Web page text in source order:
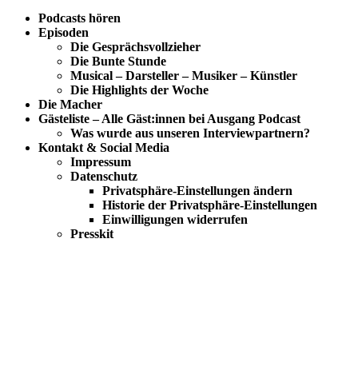
Podcasts hören
Episoden
Die Gesprächsvollzieher
Die Bunte Stunde
Musical – Darsteller – Musiker – Künstler
Die Highlights der Woche
Die Macher
Gästeliste – Alle Gäst:innen bei Ausgang Podcast
Was wurde aus unseren Interviewpartnern?
Kontakt & Social Media
Impressum
Datenschutz
Privatsphäre-Einstellungen ändern
Historie der Privatsphäre-Einstellungen
Einwilligungen widerrufen
Presskit